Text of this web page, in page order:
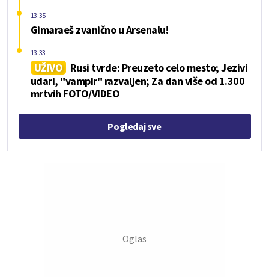
Gimaraeš zvanično u Arsenalu!
13:35
UŽIVO
Rusi tvrde: Preuzeto celo mesto; Jezivi
udari, "vampir" razvaljen; Za dan više od 1.300
mrtvih FOTO/VIDEO
13:33
Pogledaj sve